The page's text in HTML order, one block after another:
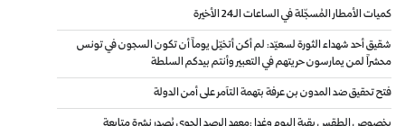
كميات الأمطار المُسجّلة في الساعات الـ24 الأخيرة
شقيق أحد شهداء الثورة لسعيّد: لم أكن أتخيّل يوماً أن تكون السجون في تونس
محشراً لمن يمارسون حريتهم في التعبير وأنتم بيدكم السلطة
فتح تحقيق ضد المدون بن عرفة بتهمة التآمر على أمن الدولة